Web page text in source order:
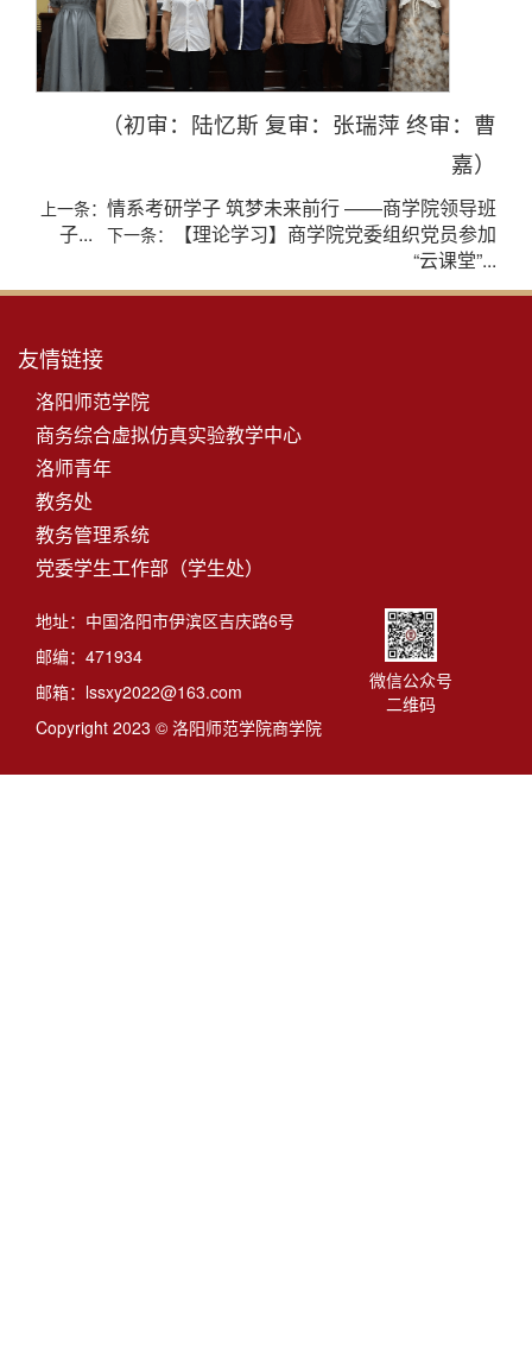
（初审：陆忆斯 复审：张瑞萍 终审：曹
嘉）
上一条： 情系考研学子 筑梦未来前行 ——商学院领导班
子... 下一条：
【理论学习】商学院党委组织党员参加
“云课堂”...
友情链接
洛阳师范学院
商务综合虚拟仿真实验教学中心
洛师青年
教务处
教务管理系统
党委学生工作部（学生处）
地址：中国洛阳市伊滨区吉庆路6号
邮编：471934
邮箱：lssxy2022@163.com
Copyright 2023 © 洛阳师范学院商学院
微信公众号
二维码